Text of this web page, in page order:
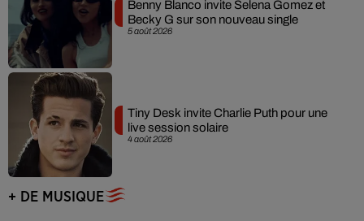
5 août 2026
Benny Blanco invite Selena Gomez et
Becky G sur son nouveau single
4 août 2026
Tiny Desk invite Charlie Puth pour une
live session solaire
+ DE MUSIQUE